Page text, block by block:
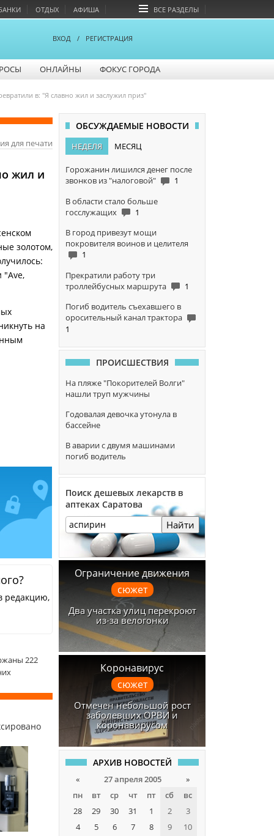
ОТДЫХ АФИША ВСЕ РАЗДЕЛЫ
ВХОД / РЕГИСТРАЦИЯ
ОНЛАЙНЫ ФОКУС ГОРОДА
в: "Я славно жил и заслужил приз"
для печати
жил и
золотом,
"Ave,
на
редакцию,
222
ОБСУЖДАЕМЫЕ НОВОСТИ
НЕДЕЛЯ МЕСЯЦ
Горожанин лишился денег после
звонков из "налоговой"
1
В области стало больше
госслужащих
1
В город привезут мощи
покровителя воинов и целителя
1
Прекратили работу три
троллейбусных маршрута
1
Погиб водитель съехавшего в
оросительный канал трактора
1
ПРОИСШЕСТВИЯ
На пляже "Покорителей Волги"
нашли труп мужчины
Годовалая девочка утонула в
бассейне
В аварии с двумя машинами
погиб водитель
Поиск дешевых лекарств в
аптеках Саратова
Найти
Ограничение движения
сюжет
Два участка улиц перекроют
из-за велогонки
Коронавирус
сюжет
Отмечен небольшой рост
заболевших ОРВИ и
коронавирусом
АРХИВ НОВОСТЕЙ
« 27 апреля 2005
»
пн
вт ср чт пт сб
вс
28
29 30 31 1 2
3
4
5 6 7 8 9
10